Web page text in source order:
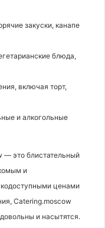
закуски, канапе
блюда,
включая торт,
и алкогольные
— это блистательный
и
ценами
Catering.moscow
и насытятся.